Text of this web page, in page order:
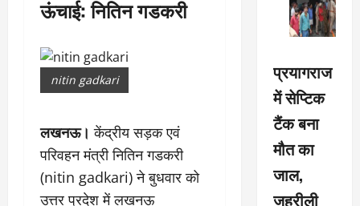
ऊंचाई: नितिन गडकरी
nitin gadkari
लखनऊ।केंद्रीय सड़क एवं
परिवहन मंत्री नितिन गडकरी
(nitin gadkari) ने बुधवार को
उत्तर प्रदेश में लखनऊ
प्रयागराज
में सेप्टिक
टैंक बना
मौत का
जाल,
जहरीली